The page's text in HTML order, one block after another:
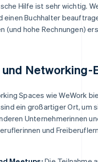
Hilfe ist sehr wichtig.
einen Buchhalter
(und hohe Rechnungen)
Networking-
Spaces wie WeWork
ein großartiger Ort, um
Unternehmerinnen
und